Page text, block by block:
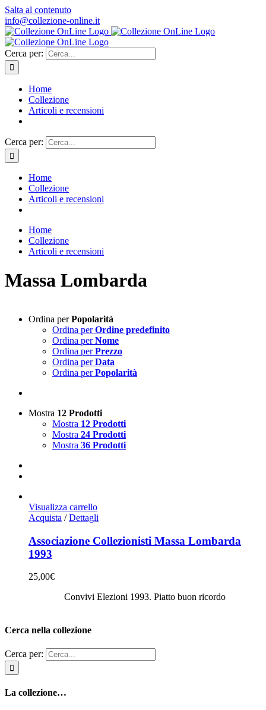
Salta al contenuto
info@collezione-online.it
Cerca per:
Home
Collezione
Articoli e recensioni
Cerca per:
Home
Collezione
Articoli e recensioni
Home
Collezione
Articoli e recensioni
Massa Lombarda
Ordina perPopolarità
Ordina perOrdine predefinito
Ordina perNome
Ordina perPrezzo
Ordina perData
Ordina perPopolarità
Mostra 12 Prodotti
Mostra 12 Prodotti
Mostra 24 Prodotti
Mostra 36 Prodotti
Visualizza carrello
Acquista / Dettagli
Associazione Collezionisti Massa Lombarda
1993
25,00€
Convivi Elezioni 1993. Piatto buon ricordo
Cerca nella collezione
Cerca per:
La collezione…